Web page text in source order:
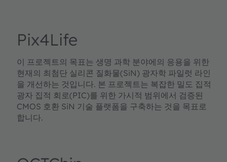
Pix4Life
이 프로젝트의 목표는 생명 과학 분야에의 응용을 위한
현재의 최첨단 실리콘 질화물(SiN) 광자학 파일럿 라인
을 개선하는 것입니다. 본 프로젝트는 복잡한 밀도 집적
광자 집적 회로(PIC)를 위한 가시적 범위에서 검증된
CMOS 호환 SiN 기술 플랫폼을 구축하는 것을 목표로
합니다.